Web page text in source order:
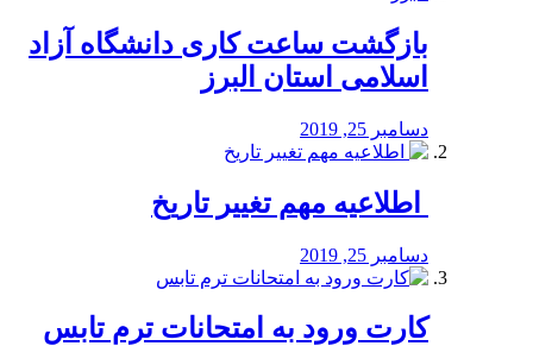
بازگشت ساعت کاری دانشگاه آزاد
اسلامی استان البرز
دسامبر 25, 2019
️ اطلاعیه مهم تغییر تاریخ
دسامبر 25, 2019
کارت ورود به امتحانات ترم تابس